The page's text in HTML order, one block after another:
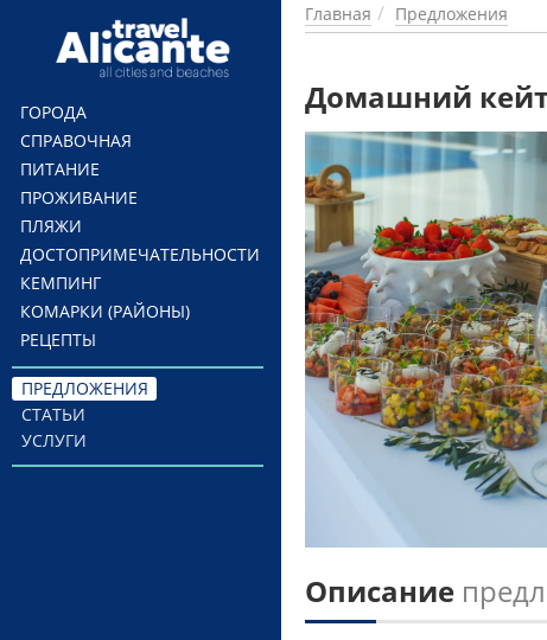
Перейти к основному содержанию
ГОРОДА
СПРАВОЧНАЯ
ПИТАНИЕ
ПРОЖИВАНИЕ
ПЛЯЖИ
ДОСТОПРИМЕЧАТЕЛЬНОСТИ
КЕМПИНГ
КОМАРКИ (РАЙОНЫ)
РЕЦЕПТЫ
ПРЕДЛОЖЕНИЯ
СТАТЬИ
УСЛУГИ
Главная Предложения
Домашний
Описание